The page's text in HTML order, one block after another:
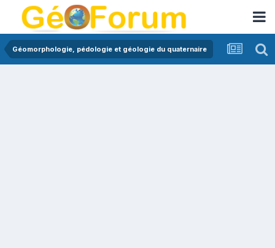
Géomorphologie, pédologie et géologie du quaternaire